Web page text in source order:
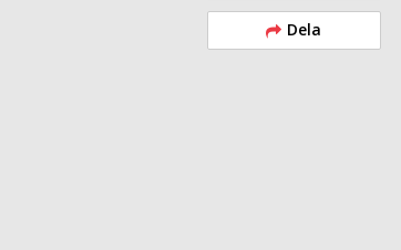
Dela